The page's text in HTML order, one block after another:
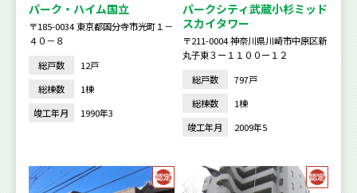
パーク・ハイム国立
〒185-0034 東京都国分寺市光町１－
４０－８
総戸数
12戸
総棟数
1棟
竣工年月
1990年3
パークシティ武蔵小杉ミッド
スカイタワー
〒211-0004 神奈川県川崎市中原区新
丸子東３ー１１００ー１２
総戸数
797戸
総棟数
1棟
竣工年月
2009年5